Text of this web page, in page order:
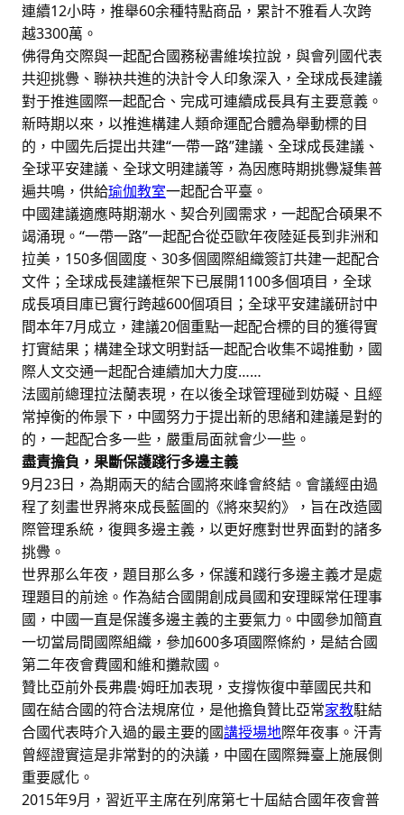
連續12小時，推舉60余種特點商品，累計不雅看人次跨
越3300萬。
佛得角交際與一起配合國務秘書維埃拉說，與會列國代表
共迎挑釁、聯袂共進的決計令人印象深入，全球成長建議
對于推進國際一起配合、完成可連續成長具有主要意義。
新時期以來，以推進構建人類命運配合體為舉動標的目
的，中國先后提出共建“一帶一路”建議、全球成長建議、
全球平安建議、全球文明建議等，為因應時期挑釁凝集普
遍共鳴，供給瑜伽教室一起配合平臺。
中國建議適應時期潮水、契合列國需求，一起配合碩果不
竭涌現。“一帶一路”一起配合從亞歐年夜陸延長到非洲和
拉美，150多個國度、30多個國際組織簽訂共建一起配合
文件；全球成長建議框架下已展開1100多個項目，全球
成長項目庫已實行跨越600個項目；全球平安建議研討中
間本年7月成立，建議20個重點一起配合標的目的獲得實
打實結果；構建全球文明對話一起配合收集不竭推動，國
際人文交通一起配合連續加大力度……
法國前總理拉法蘭表現，在以後全球管理碰到妨礙、且經
常掉衡的佈景下，中國努力于提出新的思緒和建議是對的
的，一起配合多一些，嚴重局面就會少一些。
盡責擔負，果斷保護踐行多邊主義
9月23日，為期兩天的結合國將來峰會終結。會議經由過
程了刻畫世界將來成長藍圖的《將來契約》，旨在改造國
際管理系統，復興多邊主義，以更好應對世界面對的諸多
挑釁。
世界那么年夜，題目那么多，保護和踐行多邊主義才是處
理題目的前途。作為結合國開創成員國和安理睬常任理事
國，中國一直是保護多邊主義的主要氣力。中國參加簡直
一切當局間國際組織，參加600多項國際條約，是結合國
第二年夜會費國和維和攤款國。
贊比亞前外長弗農·姆旺加表現，支撐恢復中華國民共和
國在結合國的符合法規席位，是他擔負贊比亞常家教駐結
合國代表時介入過的最主要的國講授場地際年夜事。汗青
曾經證實這是非常對的的決議，中國在國際舞臺上施展側
重要感化。
2015年9月，習近平主席在列席第七十屆結合國年夜會普